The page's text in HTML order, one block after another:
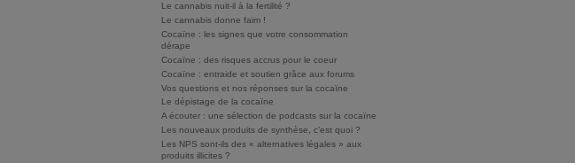
Le cannabis nuit-il à la fertilité ?
Le cannabis donne faim !
Cocaïne : les signes que votre consommation
dérape
Cocaïne : des risques accrus pour le coeur
Cocaïne : entraide et soutien grâce aux forums
Vos questions et nos réponses sur la cocaïne
Le dépistage de la cocaïne
A écouter : une sélection de podcasts sur la cocaïne
Les nouveaux produits de synthèse, c’est quoi ?
Les NPS sont-ils des « alternatives légales » aux
produits illicites ?